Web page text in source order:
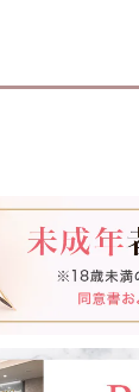
ャル
ト